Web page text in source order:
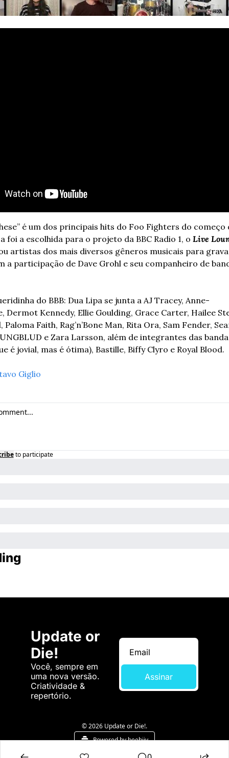
é um dos principais hits do Foo Fighters do começo
foi a escolhida para o projeto da BBC Radio 1, o Live
artistas dos mais diversos gêneros musicais para
a participação de Dave Grohl e seu companheiro de
do BBB: Dua Lipa se junta a AJ Tracey, Anne-
Dermot Kennedy, Ellie Goulding, Grace Carter, Hailee
Paloma Faith, Rag’n’Bone Man, Rita Ora, Sam Fender,
e Zara Larsson, além de integrantes das
é jovial, mas é ótima), Bastille, Biffy Clyro e Royal Blood.
Giglio
to participate
Update or
Die!
Você, sempre em
uma nova versão.
Criatividade &
repertório.
Assinar
© 2026 Update or Die!.
Powered by beehiiv